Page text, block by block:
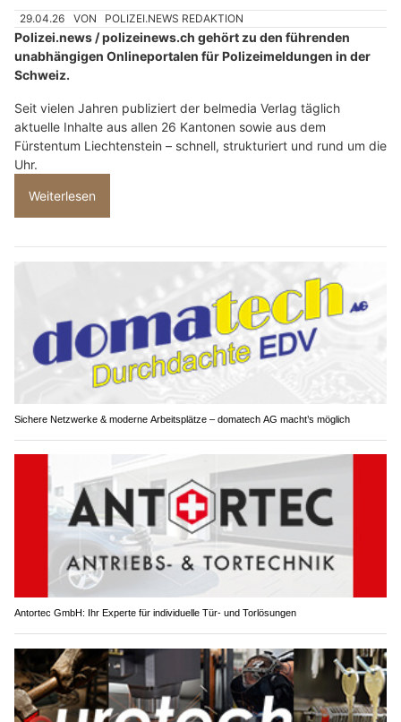
29.04.26 VON POLIZEI.NEWS REDAKTION
Polizei.news / polizeinews.ch gehört zu den führenden
unabhängigen Onlineportalen für Polizeimeldungen in der
Schweiz.
Seit vielen Jahren publiziert der belmedia Verlag täglich
aktuelle Inhalte aus allen 26 Kantonen sowie aus dem
Fürstentum Liechtenstein – schnell, strukturiert und rund um die
Uhr.
Weiterlesen
Sichere Netzwerke & moderne Arbeitsplätze – domatech AG macht’s möglich
Antortec GmbH: Ihr Experte für individuelle Tür- und Torlösungen